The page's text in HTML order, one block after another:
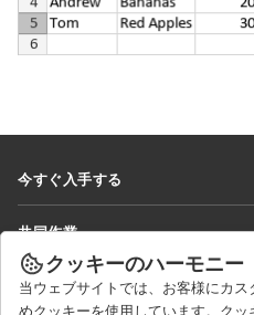
今すぐ入手する
DocSpace
Workspace
共同作業
貢献者向け
翻訳者向け
ニュースを見る
クッキーのハーモニー
当ウェブサイトでは、お客様にカ
めクッキーを使用しています。ク